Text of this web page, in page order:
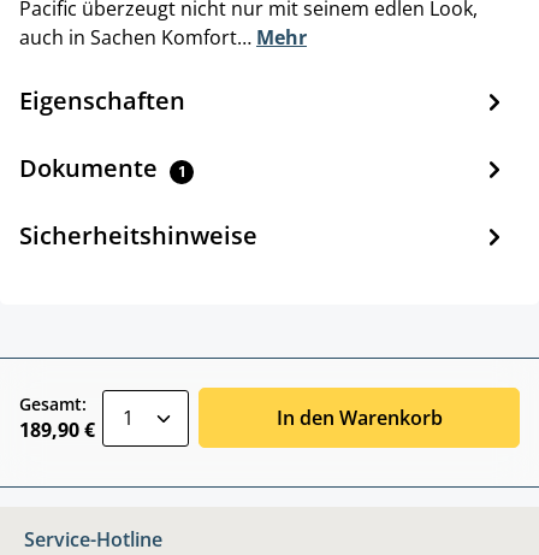
Pacific überzeugt nicht nur mit seinem edlen Look,
auch in Sachen Komfort… Mehr
Eigenschaften
Dokumente 1
Sicherheitshinweise
Gesamt:
189,90 € In den Warenkorb
Service-Hotline